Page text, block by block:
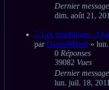
Dernier message
dim. août 21,
Nouveau
message
Les graphiques -
parDanielMinett »
0 Réponses
39082 Vues
Dernier message
lun. juil. 18,